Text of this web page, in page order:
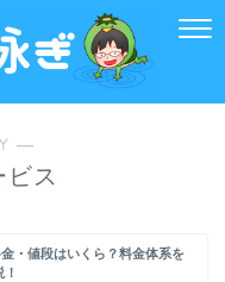
―
ス
・値段はいくら？料金体系を